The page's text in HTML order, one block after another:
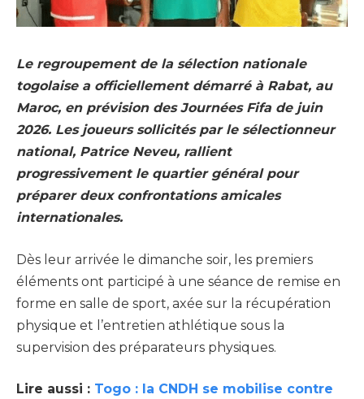
Le regroupement de la sélection nationale
togolaise a officiellement démarré à Rabat, au
Maroc, en prévision des Journées Fifa de juin
2026. Les joueurs sollicités par le sélectionneur
national, Patrice Neveu, rallient
progressivement le quartier général pour
préparer deux confrontations amicales
internationales.
Dès leur arrivée le dimanche soir, les premiers
éléments ont participé à une séance de remise en
forme en salle de sport, axée sur la récupération
physique et l’entretien athlétique sous la
supervision des préparateurs physiques.
Lire aussi : Togo : la CNDH se mobilise contre